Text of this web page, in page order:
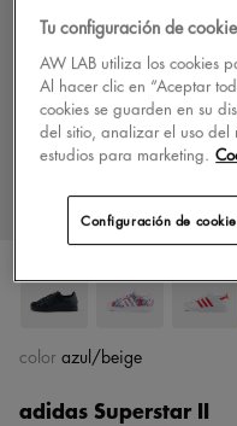
adidas Superstar II
color azul/beige
Tu configuración de
AW LAB utiliza los cookies
Al hacer clic en “Aceptar
cookies se guarden en su
del sitio, analizar el uso del
estudios para marketing.
Configuración de